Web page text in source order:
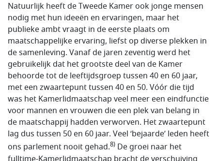
Natuurlijk heeft de Tweede Kamer ook jonge mensen
nodig met hun ideeën en ervaringen, maar het
publieke ambt vraagt in de eerste plaats om
maatschappelijke ervaring, liefst op diverse plekken in
de samenleving. Vanaf de jaren zeventig werd het
gebruikelijk dat het grootste deel van de Kamer
behoorde tot de leeftijdsgroep tussen 40 en 60 jaar,
met een zwaartepunt tussen 40 en 50. Vóór die tijd
was het Kamerlidmaatschap veel meer een eindfunctie
voor mannen en vrouwen die een plek van belang in
de maatschappij hadden verworven. Het zwaartepunt
lag dus tussen 50 en 60 jaar. Veel ‘bejaarde’ leden heeft
ons parlement nooit gehad.8) De groei naar het